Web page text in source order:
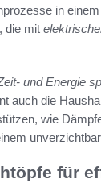
in
die mit
und Energie
auch die
wie
für